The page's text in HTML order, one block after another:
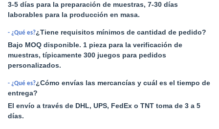
3-5 días para la preparación de muestras, 7-30 días
laborables para la producción en masa.
- ¿Qué es?¿Tiene requisitos mínimos de cantidad de pedido?
Bajo MOQ disponible. 1 pieza para la verificación de
muestras, típicamente 300 juegos para pedidos
personalizados.
- ¿Qué es?¿Cómo envías las mercancías y cuál es el tiempo de
entrega?
El envío a través de DHL, UPS, FedEx o TNT toma de 3 a 5
días.